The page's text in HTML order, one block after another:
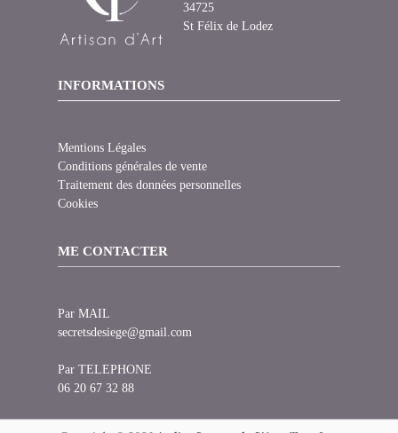
34725
St Félix de Lodez
INFORMATIONS
Mentions Légales
Conditions générales de vente
Traitement des données personnelles
Cookies
ME CONTACTER
Par MAIL
secretsdesiege@gmail.com
Par TELEPHONE
06 20 67 32 88